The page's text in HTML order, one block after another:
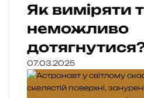
Як виміряти
неможливо
07.03.2025